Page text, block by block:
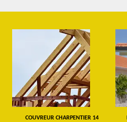
COUVREUR CHARPENTIER 14